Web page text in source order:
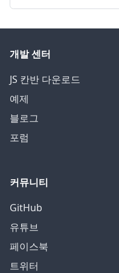
개발 센터
JS 칸반 다운로드
예제
블로그
포럼
커뮤니티
GitHub
유튜브
페이스북
트위터